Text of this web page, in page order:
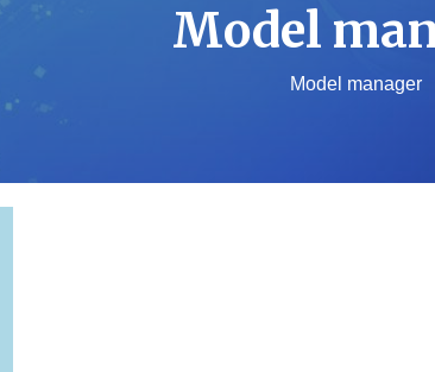
Model
Model manager